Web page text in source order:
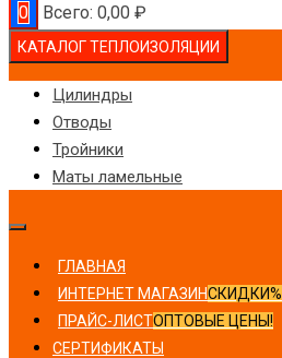
0
Всего: 0,00 ₽
КАТАЛОГ ТЕПЛОИЗОЛЯЦИИ
Цилиндры
Отводы
Тройники
Маты ламельные
ГЛАВНАЯ
ИНТЕРНЕТ МАГАЗИНСКИДКИ%
ПРАЙС-ЛИСТОПТОВЫЕ ЦЕНЫ!
СЕРТИФИКАТЫ